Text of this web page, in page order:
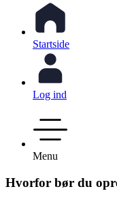
Startside
Log ind
Menu
Hvorfor bør du